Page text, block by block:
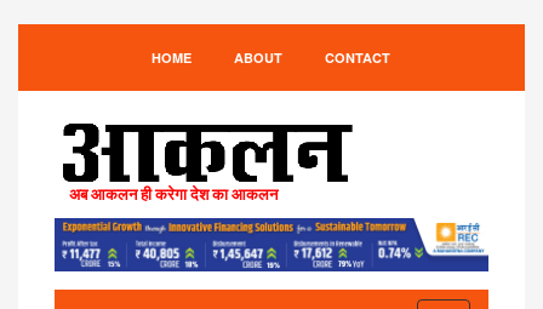
HOME ABOUT CONTACT
अब आकलन ही करेगा देश का आकलन